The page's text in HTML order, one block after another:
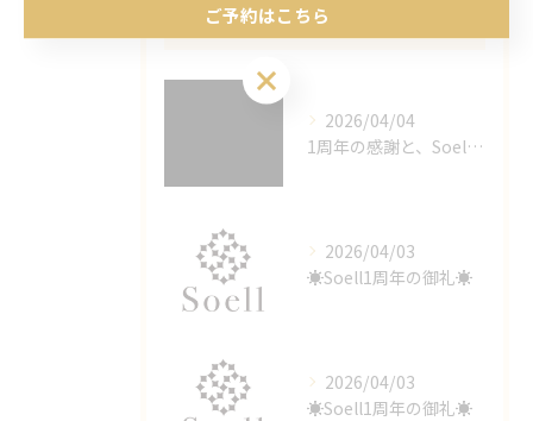
最近の投稿
2026/04/04
1周年の感謝と、Soellが選ばれる理由
2026/04/03
☀️Soell1周年の御礼☀️
2026/04/03
☀️Soell1周年の御礼☀️
ご予約はこちら
ご予約はこちら